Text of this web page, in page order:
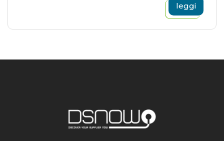
leggi